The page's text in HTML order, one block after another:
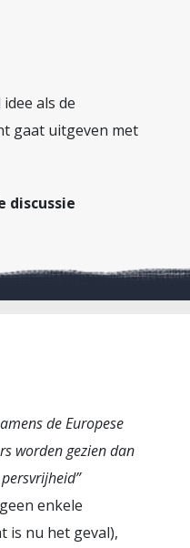
als de
gaat uitgeven met
discussie
de Europese
worden gezien dan
enkele
is nu het geval),